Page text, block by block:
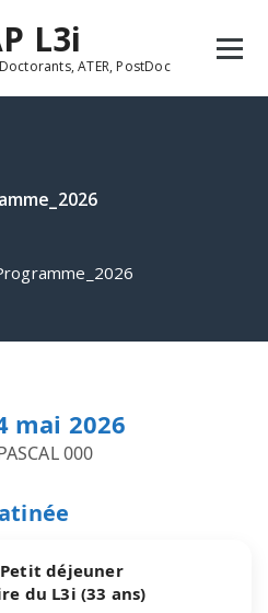
L3i
ATER, PostDoc
mai 2026
000
déjeuner
du L3i (33 ans)